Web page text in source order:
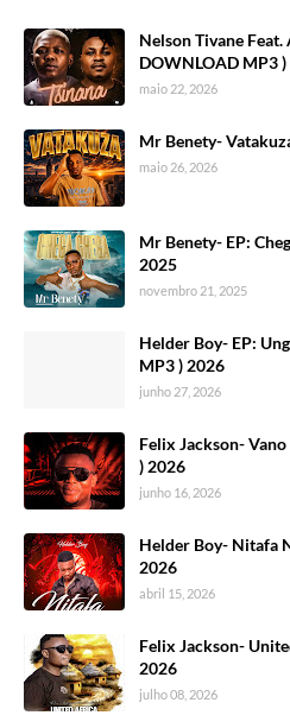
Nelson Tivane Feat.
DOWNLOAD MP3
maio 22, 2026
Mr Benety-
maio 26, 2026
Mr Benety- EP:
2025
novembro 21, 2025
Helder Boy- EP:
MP3 ) 2026
junho 27, 2026
Felix Jackson-
) 2026
junho 16, 2026
Helder Boy- Nitafa
2026
abril 15, 2026
Felix Jackson-
2026
julho 08, 2026